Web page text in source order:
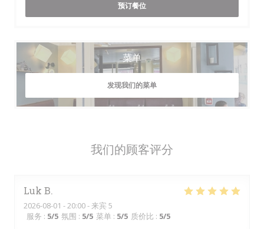
我们的顾客评分
Luk B
2026-08-01 - 20:00 - 来宾 5
服务 : 5/5 氛围 : 5/5 菜单 : 5/5 质价比 : 5/5
预订餐位
菜单
发现我们的菜单